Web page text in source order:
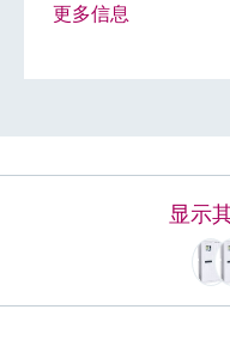
更多信息
Liquiline
使用的铝离子剂量。
显示